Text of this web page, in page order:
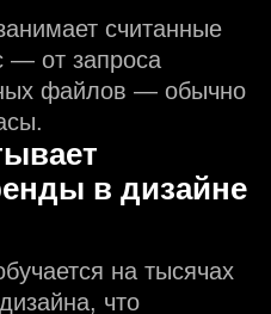
считанные
— от запроса
файлов — обычно
в дизайне
на тысячах
что